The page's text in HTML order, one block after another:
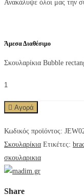
Ανακάλυψε όλοι μας την
Άμεσα Διαθέσιμο
Σκουλαρίκια Bubble
Αγορά
Κωδικός προϊόντος:
Σκουλαρίκια Ετικέτες:
σκουλαρικια
Share